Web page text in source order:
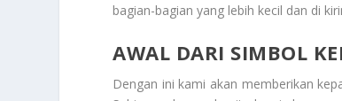
bagian-bagian yang lebih kecil dan di
AWAL DARI SIMBOL
Dengan ini kami akan memberikan